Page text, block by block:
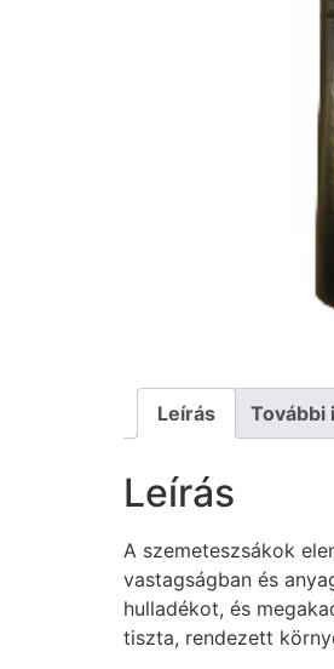
Leírás További
Leírás
A szemeteszsákok
vastagságban és
hulladékot, és
tiszta, rendezett